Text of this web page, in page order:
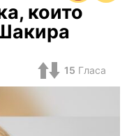
които
15 Гласа